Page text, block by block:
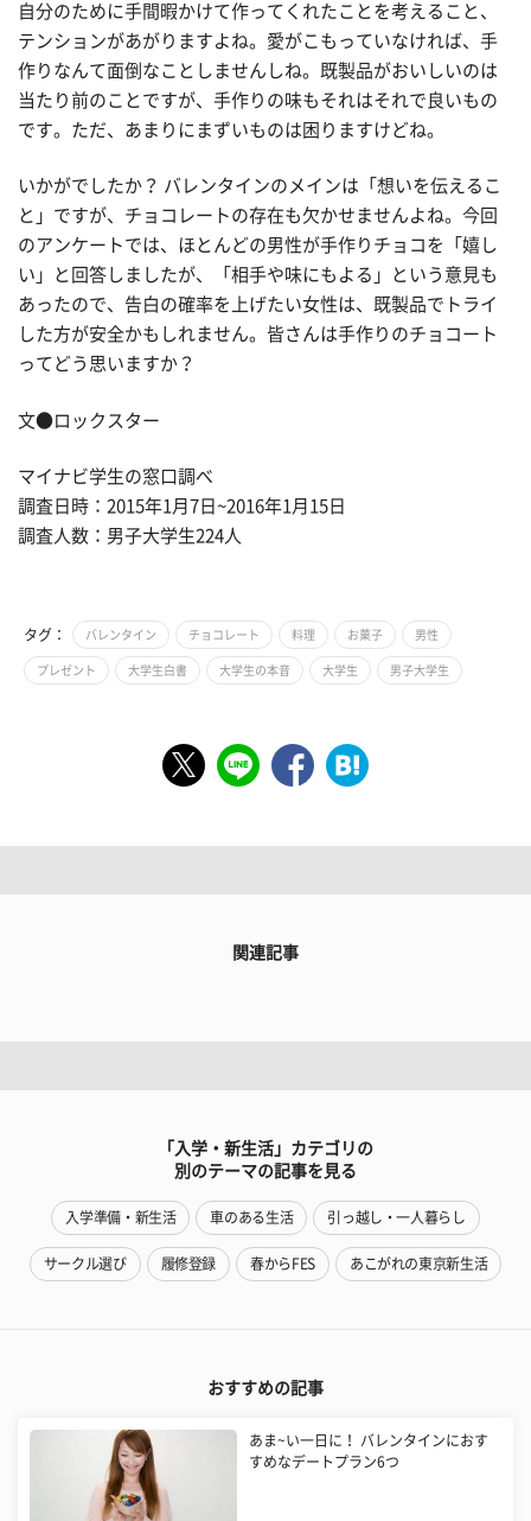
自分のために手間暇かけて作ってくれたことを考えること、
テンションがあがりますよね。愛がこもっていなければ、手
作りなんて面倒なことしませんしね。既製品がおいしいのは
当たり前のことですが、手作りの味もそれはそれで良いもの
です。ただ、あまりにまずいものは困りますけどね。
いかがでしたか？ バレンタインのメインは「想いを伝えるこ
と」ですが、チョコレートの存在も欠かせませんよね。今回
のアンケートでは、ほとんどの男性が手作りチョコを「嬉し
い」と回答しましたが、「相手や味にもよる」という意見も
あったので、告白の確率を上げたい女性は、既製品でトライ
した方が安全かもしれません。皆さんは手作りのチョコート
ってどう思いますか？
文●ロックスター
マイナビ学生の窓口調べ
調査日時：2015年1月7日~2016年1月15日
調査人数：男子大学生224人
タグ： バレンタイン チョコレート 料理 お菓子 男性
プレゼント 大学生白書 大学生の本音 大学生 男子大学生
関連記事
「入学・新生活」カテゴリの
別のテーマの記事を見る
入学準備・新生活 車のある生活 引っ越し・一人暮らし
サークル選び 履修登録 春からFES あこがれの東京新生活
おすすめの記事
あま~い一日に！ バレンタインにおす
すめなデートプラン6つ